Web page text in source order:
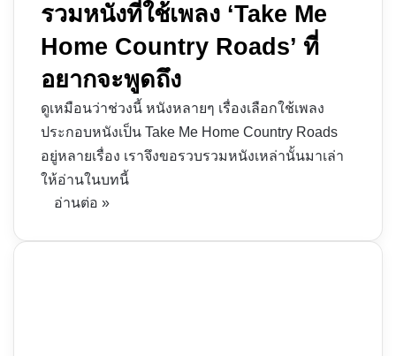
รวมหนังที่ใช้เพลง ‘Take Me
Home Country Roads’ ที่
อยากจะพูดถึง
ดูเหมือนว่าช่วงนี้ หนังหลายๆ เรื่องเลือกใช้เพลง
ประกอบหนังเป็น Take Me Home Country Roads
อยู่หลายเรื่อง เราจึงขอรวบรวมหนังเหล่านั้นมาเล่า
ให้อ่านในบทนี้
อ่านต่อ »